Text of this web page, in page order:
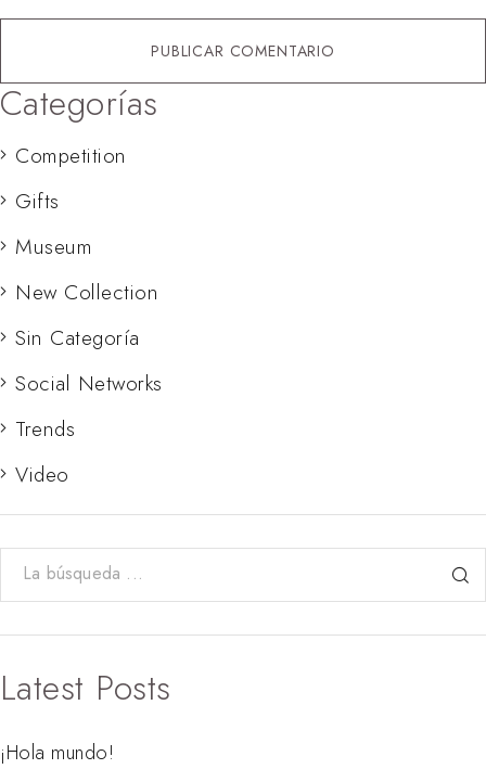
PUBLICAR COMENTARIO
Categorías
Competition
Gifts
Museum
New Collection
Sin Categoría
Social Networks
Trends
Video
Latest Posts
¡Hola mundo!